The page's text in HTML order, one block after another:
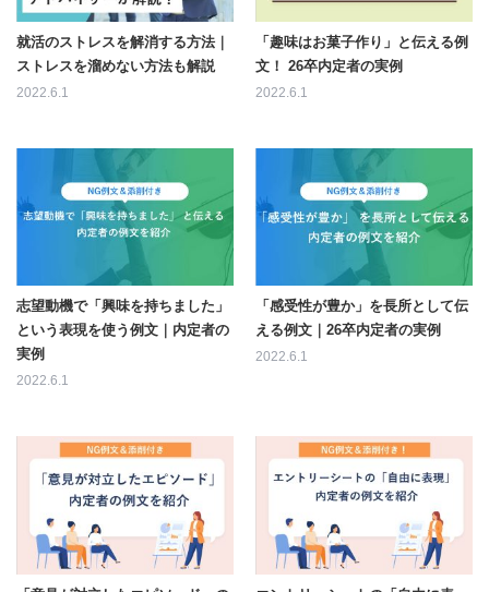
就活のストレスを解消する方法｜
ストレスを溜めない方法も解説
2022.6.1
「趣味はお菓子作り」と伝える例
文！ 26卒内定者の実例
2022.6.1
志望動機で「興味を持ちました」
という表現を使う例文｜内定者の
実例
2022.6.1
「感受性が豊か」を長所として伝
える例文｜26卒内定者の実例
2022.6.1